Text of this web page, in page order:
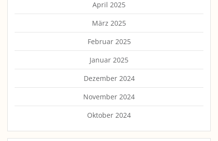
April 2025
März 2025
Februar 2025
Januar 2025
Dezember 2024
November 2024
Oktober 2024